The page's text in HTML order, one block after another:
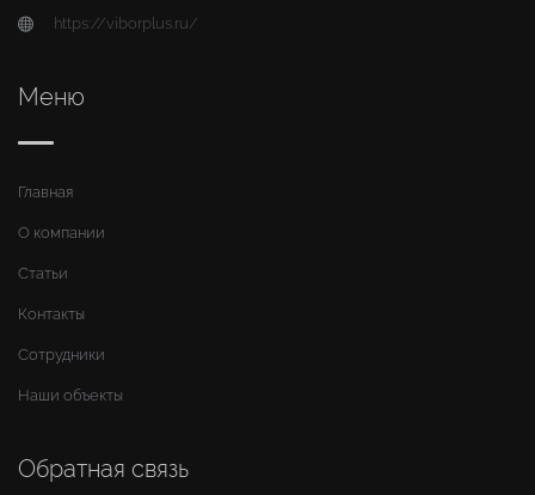
https://viborplus.ru/
Меню
Главная
О компании
Статьи
Контакты
Сотрудники
Наши объекты
Обратная связь